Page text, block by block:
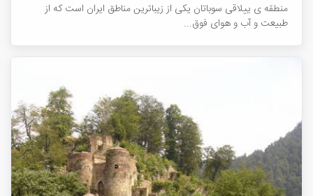
منطقه ی ییلاقی سوباتان یکی از زیباترین مناطق ایران است که از
طبیعت و آب و هوای فوق...